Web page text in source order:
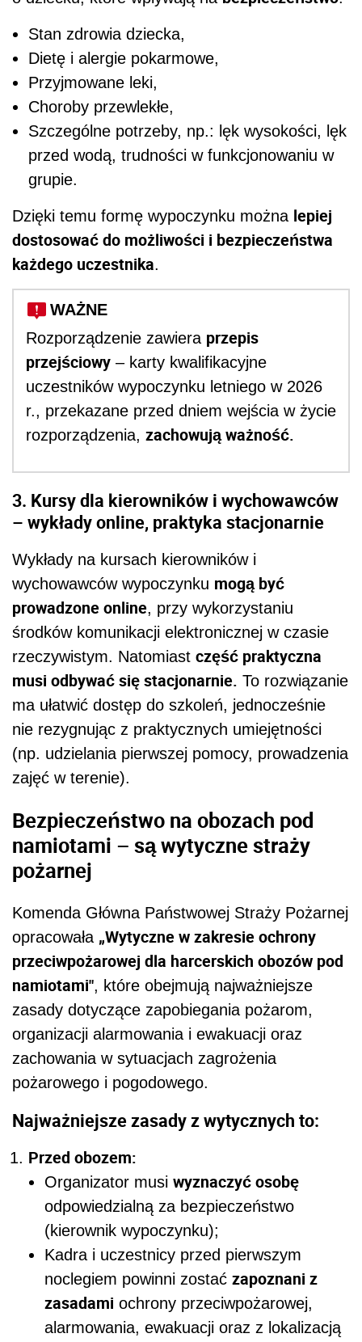
Stan zdrowia dziecka,
Dietę i alergie pokarmowe,
Przyjmowane leki,
Choroby przewlekłe,
Szczególne potrzeby, np.: lęk wysokości, lęk
przed wodą, trudności w funkcjonowaniu w
grupie.
Dzięki temu formę wypoczynku można lepiej
dostosować do możliwości i bezpieczeństwa
każdego uczestnika.
WAŻNE
Rozporządzenie zawiera przepis
przejściowy – karty kwalifikacyjne
uczestników wypoczynku letniego w 2026
r., przekazane przed dniem wejścia w życie
rozporządzenia, zachowują ważność.
3. Kursy dla kierowników i wychowawców
– wykłady online, praktyka stacjonarnie
Wykłady na kursach kierowników i
wychowawców wypoczynku mogą być
prowadzone online, przy wykorzystaniu
środków komunikacji elektronicznej w czasie
rzeczywistym. Natomiast część praktyczna
musi odbywać się stacjonarnie. To rozwiązanie
ma ułatwić dostęp do szkoleń, jednocześnie
nie rezygnując z praktycznych umiejętności
(np. udzielania pierwszej pomocy, prowadzenia
zajęć w terenie).
Bezpieczeństwo na obozach pod
namiotami – są wytyczne straży
pożarnej
Komenda Główna Państwowej Straży Pożarnej
opracowała „Wytyczne w zakresie ochrony
przeciwpożarowej dla harcerskich obozów pod
namiotami", które obejmują najważniejsze
zasady dotyczące zapobiegania pożarom,
organizacji alarmowania i ewakuacji oraz
zachowania w sytuacjach zagrożenia
pożarowego i pogodowego.
Najważniejsze zasady z wytycznych to:
Przed obozem:
Organizator musi wyznaczyć osobę
odpowiedzialną za bezpieczeństwo
(kierownik wypoczynku);
Kadra i uczestnicy przed pierwszym
noclegiem powinni zostać zapoznani z
zasadami ochrony przeciwpożarowej,
alarmowania, ewakuacji oraz z lokalizacją